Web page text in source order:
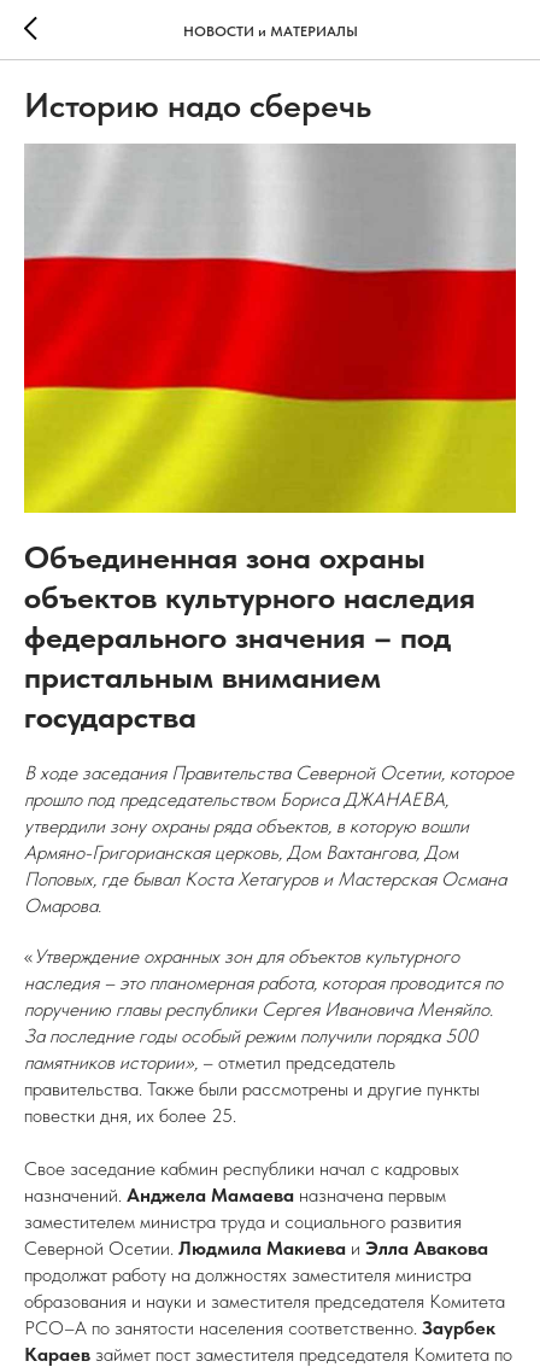
НОВОСТИ и МАТЕРИАЛЫ
Историю надо сберечь
Объединенная зона охраны
объектов культурного наследия
федерального значения – под
пристальным вниманием
государства
В ходе заседания Правительства Северной Осетии, которое
прошло под председательством Бориса ДЖАНАЕВА,
утвердили зону охраны ряда объектов, в которую вошли
Армяно-Григорианская церковь, Дом Вахтангова, Дом
Поповых, где бывал Коста Хетагуров и Мастерская Османа
Омарова.
«Утверждение охранных зон для объектов культурного
наследия – это планомерная работа, которая проводится по
поручению главы республики Сергея Ивановича Меняйло.
За последние годы особый режим получили порядка 500
памятников истории», – отметил председатель
правительства. Также были рассмотрены и другие пункты
повестки дня, их более 25.
Свое заседание кабмин республики начал с кадровых
назначений. Анджела Мамаева назначена первым
заместителем министра труда и социального развития
Северной Осетии. Людмила Макиева и Элла Авакова
продолжат работу на должностях заместителя министра
образования и науки и заместителя председателя Комитета
РСО–А по занятости населения соответственно. Заурбек
Караев займет пост заместителя председателя Комитета по